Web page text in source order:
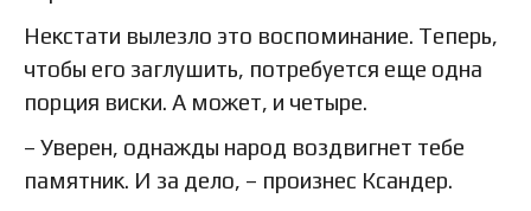
Некстати вылезло это воспоминание. Теперь,
чтобы его заглушить, потребуется еще одна
порция виски. А может, и четыре.
– Уверен, однажды народ воздвигнет тебе
памятник. И за дело, – произнес Ксандер.